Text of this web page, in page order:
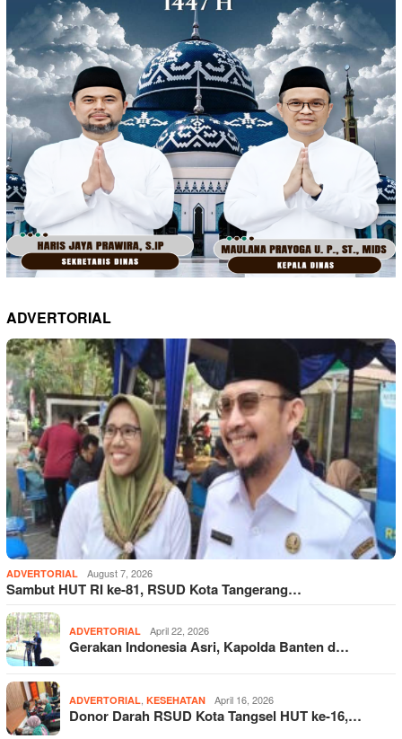
ADVERTORIAL
ADVERTORIAL August 7, 2026
Sambut HUT RI ke-81, RSUD Kota Tangerang…
ADVERTORIAL April 22, 2026
Gerakan Indonesia Asri, Kapolda Banten d…
ADVERTORIAL KESEHATAN April 16, 2026
Donor Darah RSUD Kota Tangsel HUT ke-16,…